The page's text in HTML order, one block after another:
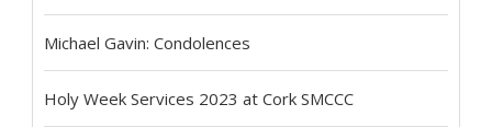
Michael Gavin: Condolences
Holy Week Services 2023 at Cork SMCCC